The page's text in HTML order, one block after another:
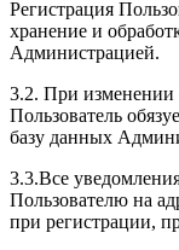
Регистрация
хранение и
Администрацией.
3.2. При изменении
Пользователь
базу данных
3.3.Все
Пользователю на
при регистрации,